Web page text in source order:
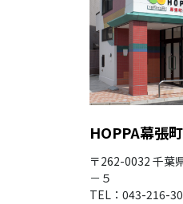
HOPPA幕張
〒262-0032 千葉
－５
TEL：043-216-